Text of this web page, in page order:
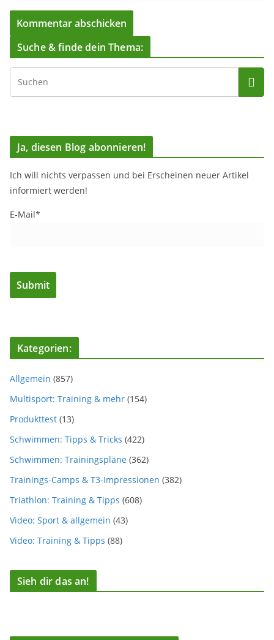
Suche & finde dein Thema:
Ja, diesen Blog abonnieren!
Ich will nichts verpassen und bei Erscheinen neuer Artikel
informiert werden!
E-Mail*
Kategorien:
Allgemein (857)
Multisport: Training & mehr (154)
Produkttest (13)
Schwimmen: Tipps & Tricks (422)
Schwimmen: Trainingspläne (362)
Trainings-Camps & T3-Impressionen (382)
Triathlon: Training & Tipps (608)
Video: Sport & allgemein (43)
Video: Training & Tipps (88)
Sieh dir das an!